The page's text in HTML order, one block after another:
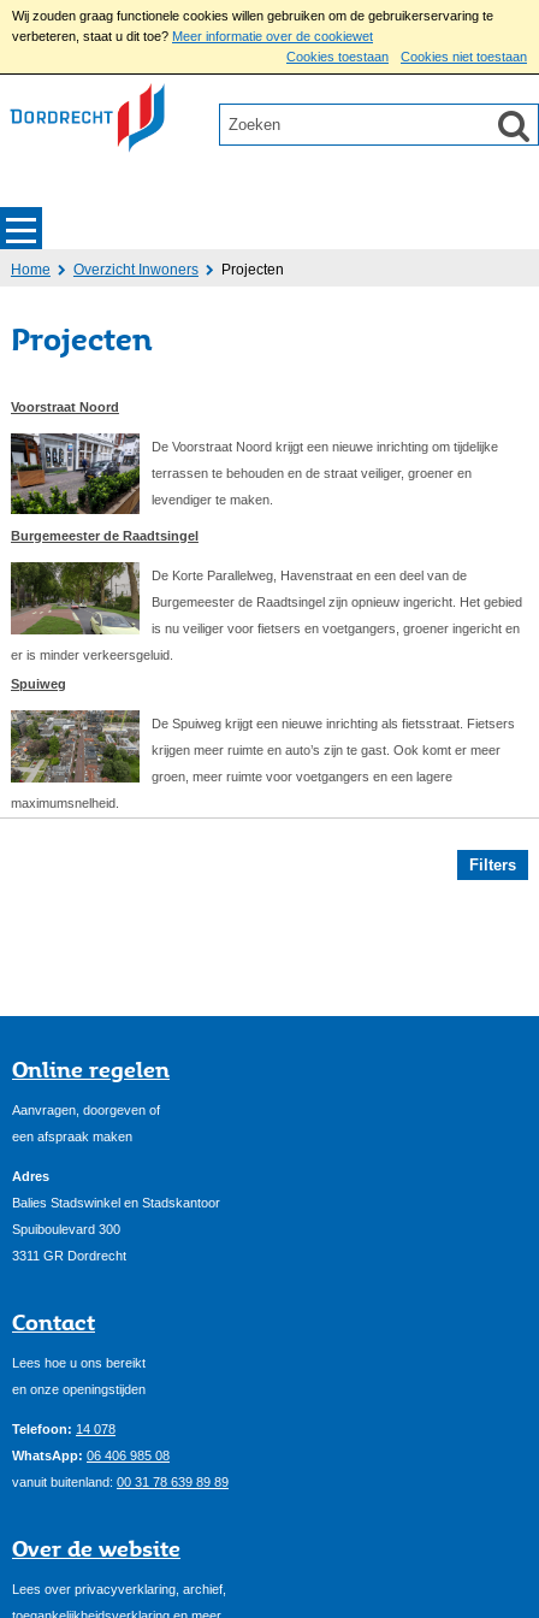
Wij zouden graag functionele cookies willen gebruiken om de gebruikerservaring te
verbeteren, staat u dit toe? Meer informatie over de cookiewet
Cookies toestaan
Cookies niet toestaan
Home Overzicht Inwoners Projecten
Projecten
Voorstraat Noord
De Voorstraat Noord krijgt een nieuwe inrichting om tijdelijke
terrassen te behouden en de straat veiliger, groener en
levendiger te maken.
Burgemeester de Raadtsingel
De Korte Parallelweg, Havenstraat en een deel van de
Burgemeester de Raadtsingel zijn opnieuw ingericht. Het gebied
is nu veiliger voor fietsers en voetgangers, groener ingericht en
er is minder verkeersgeluid.
Spuiweg
De Spuiweg krijgt een nieuwe inrichting als fietsstraat. Fietsers
krijgen meer ruimte en auto’s zijn te gast. Ook komt er meer
groen, meer ruimte voor voetgangers en een lagere
maximumsnelheid.
Filters
Online regelen
Aanvragen, doorgeven of
een afspraak maken
Adres
Balies Stadswinkel en Stadskantoor
Spuiboulevard 300
3311 GR Dordrecht
Contact
Lees hoe u ons bereikt
en onze openingstijden
Telefoon: 14 078
WhatsApp: 06 406 985 08
vanuit buitenland: 00 31 78 639 89 89
Over de website
Lees over privacyverklaring, archief,
toegankelijkheidsverklaring en meer